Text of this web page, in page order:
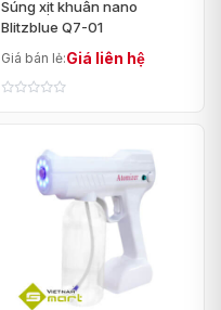
Súng xịt khuẩn nano
Blitzblue Q7-01
Giá bán lẻ:Giá liên hệ